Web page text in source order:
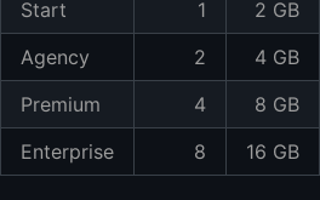
Start
1 2 GB
Agency
2 4 GB
Premium
4 8 GB
Enterprise
8 16 GB